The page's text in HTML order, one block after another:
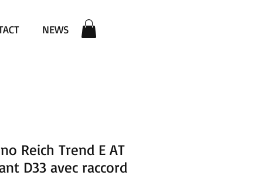
NEWS
Reich Trend E AT
D33 avec raccord